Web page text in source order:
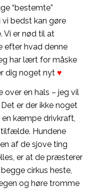
“bestemte”
bedst kan gøre
Vi er nød til at
efter hvad denne
har lært for måske
dig noget nyt ♥
over en hals – jeg vil
er der ikke noget
kæmpe drivkraft,
Hundene
af de sjove ting
er at de præsterer
cirkus heste,
og høre tromme